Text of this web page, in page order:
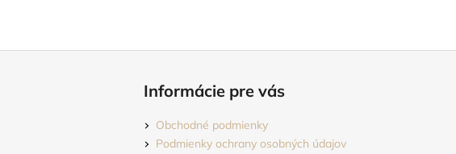
Informácie pre vás
Obchodné podmienky
Podmienky ochrany osobných údajov